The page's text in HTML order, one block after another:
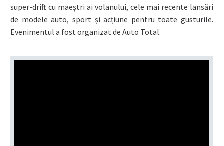
super-drift cu maeștri ai volanului, cele mai recente lansări
de modele auto, sport și acțiune pentru toate gusturile.
Evenimentul a fost organizat de Auto Total.